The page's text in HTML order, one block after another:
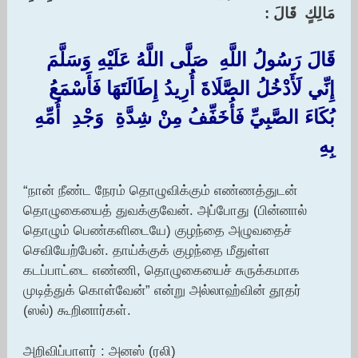
مَالِكٍ ‏ ‏قَالَ :‏‏
قَالَ رَسُولُ اللَّهِ ‏ ‏صَلَّى اللَّهُ عَلَيْهِ وَسَلَّمَ ‏
‏إِنِّي لَأَدْخُلُ الصَّلَاةَ أُرِيدُ إِطَالَتَهَا فَأَسْمَعُ
بُكَاءَ الصَّبِيِّ فَأُخَفِّفُ مِنْ شِدَّةِ ‏ ‏وَجْدِ ‏ ‏أُمِّهِ
بِهِ
“நான் நீண்ட நேரம் தொழுவிக்கும் எண்ணத்துடன்
தொழுகையைத் துவக்குவேன். அப்போது (பின்னால்
தொழும் பெண்களிடையே) குழந்தை அழுவதைச்
செவியேற்பேன். தாய்க்குக் குழந்தை மீதுள்ள
கடப்பாட்டை எண்ணி, தொழுகையைச் சுருக்கமாக
முடித்துக் கொள்வேன்” என்று அல்லாஹ்வின் தூதர்
(ஸல்) கூறினார்கள்.
அறிவிப்பாளர் : அனஸ் (ரலி)